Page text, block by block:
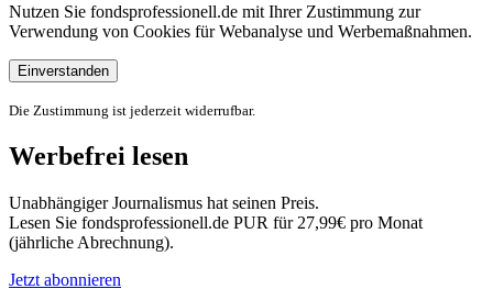
Nutzen Sie fondsprofessionell.de mit Ihrer Zustimmung zur
Verwendung von Cookies für Webanalyse und Werbemaßnahmen.
Einverstanden
Die Zustimmung ist jederzeit widerrufbar.
Werbefrei lesen
Unabhängiger Journalismus hat seinen Preis.
Lesen Sie fondsprofessionell.de PUR für 27,99€ pro Monat
(jährliche Abrechnung).
Jetzt abonnieren